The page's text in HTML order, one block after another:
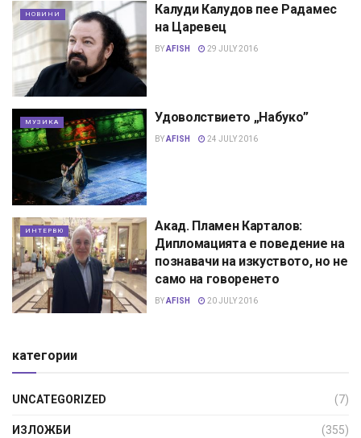
НОВИНИ
Калуди Калудов пее Радамес
на Царевец
BYAFISH 29 JULY 2016
МУЗИКА Удоволствието „Набуко”
BYAFISH 24 JULY 2016
ИНТЕРВЮ
Акад. Пламен Карталов:
Дипломацията е поведение на
познавачи на изкуството, но не
само на говоренето
BYAFISH 20 JULY 2016
категории
UNCATEGORIZED (7)
ИЗЛОЖБИ (355)